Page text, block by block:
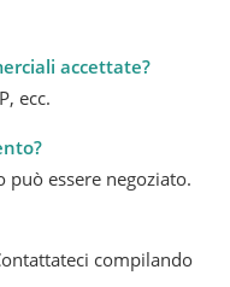
accettate?
ecc.
può essere negoziato.
compilando